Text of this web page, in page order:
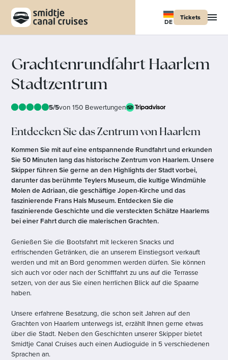
DE Tickets
Grachtenrundfahrt Haarlem
Stadtzentrum
5/5von 150 Bewertungen
Entdecken Sie das Zentrum von Haarlem
Kommen Sie mit auf eine entspannende Rundfahrt und erkunden
Sie 50 Minuten lang das historische Zentrum von Haarlem. Unsere
Skipper führen Sie gerne an den Highlights der Stadt vorbei,
darunter das berühmte Teylers Museum, die kultige Windmühle
Molen de Adriaan, die geschäftige Jopen-Kirche und das
faszinierende Frans Hals Museum. Entdecken Sie die
faszinierende Geschichte und die versteckten Schätze Haarlems
bei einer Fahrt durch die malerischen Grachten.
Genießen Sie die Bootsfahrt mit leckeren Snacks und
erfrischenden Getränken, die an unserem Einstiegsort verkauft
werden und mit an Bord genommen werden dürfen. Sie können
sich auch vor oder nach der Schifffahrt zu uns auf die Terrasse
setzen, von der aus Sie einen herrlichen Blick auf die Spaarne
haben.
Unsere erfahrene Besatzung, die schon seit Jahren auf den
Grachten von Haarlem unterwegs ist, erzählt Ihnen gerne etwas
über die Stadt. Neben den Geschichten unserer Skipper bietet
Smidtje Canal Cruises auch einen Audioguide in 5 verschiedenen
Sprachen an.